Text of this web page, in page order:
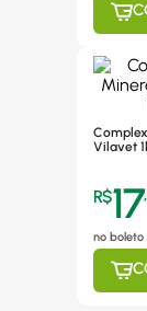
Vilavet
R$17,
no boleto